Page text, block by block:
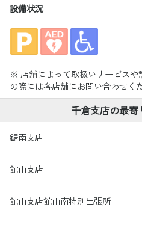
設備状況
※ 店舗によって取扱いサービスや
の際には各店舗にお問い合わせく
千倉支店の最寄
鋸南支店
館山支店
館山支店館山南特別出張所